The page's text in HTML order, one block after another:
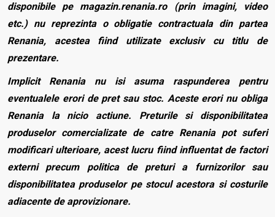
disponibile pe magazin.renania.ro (prin imagini, video
etc.) nu reprezinta o obligatie contractuala din partea
Renania, acestea fiind utilizate exclusiv cu titlu de
prezentare.
Implicit Renania nu isi asuma raspunderea pentru
eventualele erori de pret sau stoc. Aceste erori nu obliga
Renania la nicio actiune. Preturile si disponibilitatea
produselor comercializate de catre Renania pot suferi
modificari ulterioare, acest lucru fiind influentat de factori
externi precum politica de preturi a furnizorilor sau
disponibilitatea produselor pe stocul acestora si costurile
adiacente de aprovizionare.